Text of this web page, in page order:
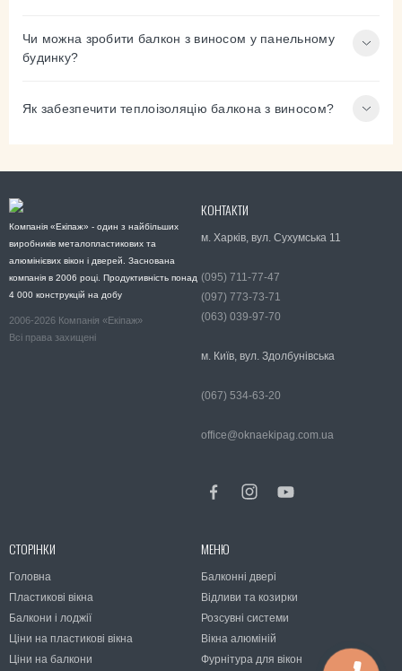
Чи можна зробити балкон з виносом у панельному
будинку?
Як забезпечити теплоізоляцію балкона з виносом?
Компанія «Екіпаж» - один з найбільших
виробників металопластикових та
алюмінієвих вікон і дверей. Заснована
компанія в 2006 році. Продуктивність понад
4 000 конструкцій на добу
2006-2026 Компанія «Екіпаж»
Всі права захищені
СТОРІНКИ
Головна
Пластикові вікна
Балкони і лоджії
Ціни на пластикові вікна
Ціни на балкони
МЕНЮ
Балконні двері
Відливи та козирки
Розсувні системи
Вікна алюміній
Фурнітура для вікон
КОНТАКТИ
м. Харків, вул. Сухумська 11
(095) 711-77-47
(097) 773-73-71
(063) 039-97-70
м. Київ, вул. Здолбунівська
(067) 534-63-20
office@oknaekipag.com.ua